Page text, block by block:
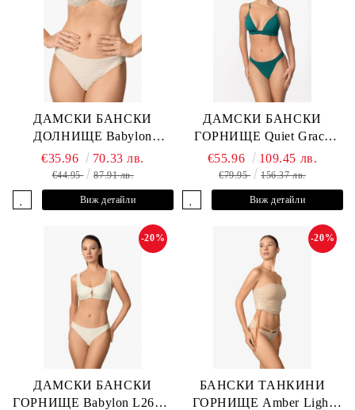
ДАМСКИ БАНСКИ
ДОЛНИЩЕ Babylon
L2613-Z-MTB MARC &
ANDRE
€35.96 70.33 лв.
€44.95 87.91 лв.
Виж детайли
ДАМСКИ БАНСКИ
ГОРНИЩЕ Quiet Grace
L2607-Y-352 MARC &
ANDRE
€55.96 109.45 лв.
€79.95 156.37 лв.
Виж детайли
ДАМСКИ БАНСКИ
ГОРНИЩЕ Babylon L2613-
-20%
БАНСКИ ТАНКИНИ
ГОРНИЩЕ Amber Light
-20%